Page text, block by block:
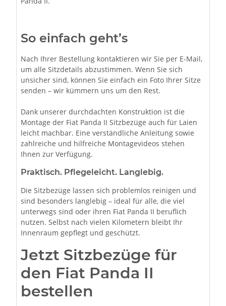
So einfach geht’s
Nach Ihrer Bestellung kontaktieren wir Sie per E-Mail,
um alle Sitzdetails abzustimmen. Wenn Sie sich
unsicher sind, können Sie einfach ein Foto Ihrer Sitze
senden – wir kümmern uns um den Rest.
Dank unserer durchdachten Konstruktion ist die
Montage der Fiat Panda II Sitzbezüge auch für Laien
leicht machbar. Eine verständliche Anleitung sowie
zahlreiche und hilfreiche Montagevideos stehen
Ihnen zur Verfügung.
Praktisch. Pflegeleicht. Langlebig.
Die Sitzbezüge lassen sich problemlos reinigen und
sind besonders langlebig – ideal für alle, die viel
unterwegs sind oder ihren Fiat Panda II beruflich
nutzen. Selbst nach vielen Kilometern bleibt Ihr
Innenraum gepflegt und geschützt.
Jetzt Sitzbezüge für
den Fiat Panda II
bestellen